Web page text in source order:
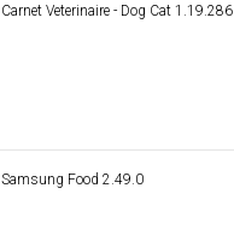
Carnet Veterinaire - Dog Cat 1.19.286
Samsung Food 2.49.0